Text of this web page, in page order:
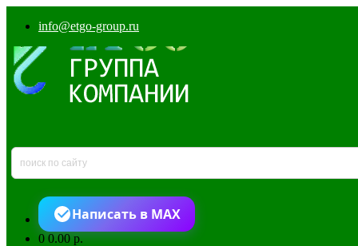
info@etgo-group.ru
Написать в MAX
00.00 р.